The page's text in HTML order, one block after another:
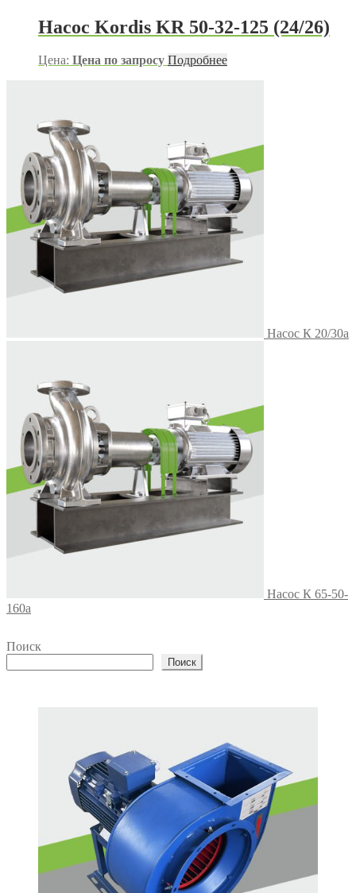
Насос Kordis KR 50-32-125 (24/26)
Цена: Цена по запросу Подробнее
Насос К 20/30а
Насос К 65-50-
160а
Поиск
Поиск